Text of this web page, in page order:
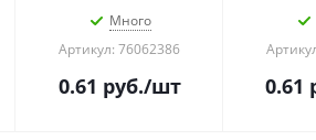
Много
Артикул: 76062386
0.61 руб./шт 0.61